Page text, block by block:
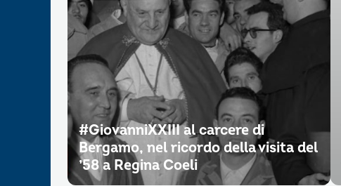
#GiovanniXXIII al carcere di
Bergamo, nel ricordo della visita del
’58 a Regina Coeli